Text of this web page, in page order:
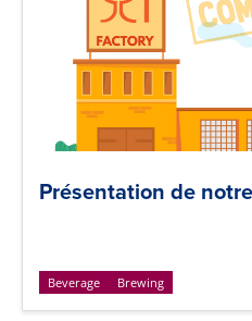
Présentation de
Beverage Brewing